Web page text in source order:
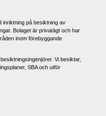
inriktning på besiktning av
Bolaget är privatägt och har
inom förebyggande
Vi besiktar,
SBA och utför